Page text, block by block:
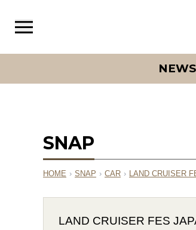
NEWS
SNAP
HOME › SNAP › CAR › LAND CRUISER
LAND CRUISER FES